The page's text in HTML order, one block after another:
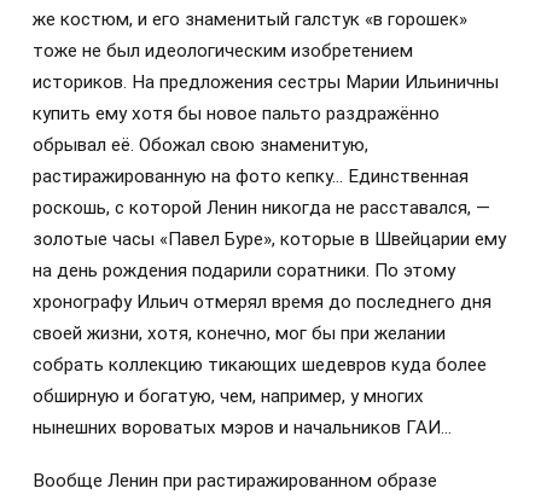
же костюм, и его знаменитый галстук «в горошек»
тоже не был идеологическим изобретением
историков. На предложения сестры Марии Ильиничны
купить ему хотя бы новое пальто раздражённо
обрывал её. Обожал свою знаменитую,
растиражированную на фото кепку… Единственная
роскошь, с которой Ленин никогда не расставался, —
золотые часы «Павел Буре», которые в Швейцарии ему
на день рождения подарили соратники. По этому
хронографу Ильич отмерял время до последнего дня
своей жизни, хотя, конечно, мог бы при желании
собрать коллекцию тикающих шедевров куда более
обширную и богатую, чем, например, у многих
нынешних вороватых мэров и начальников ГАИ…
Вообще Ленин при растиражированном образе